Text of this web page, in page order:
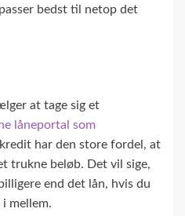
bedst til netop det
at tage sig et
låneportal som
har den store fordel, at
trukne beløb. Det vil sige,
end det lån, hvis du
i mellem.